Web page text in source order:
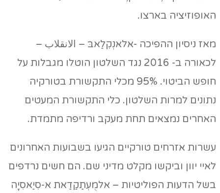
האופוזיציה בארצו.
מאז ניסיון ההפיכה -אלאנְקִלַאבּ – الانقلاب –
לכאורה ב- 2016 נגד השלטון הוטלו מגבלות על
חופש הביטוי. 95% מכלי התקשורת בטורקיה
נתונים למרות השלטון. כלי התקשורת המעטים
האחרים נמצאים תחת מעקב ורדיפה מתמדת.
עשרות אזרחים טורקיים הגיעו בשבועות האחרונים
לאיי יוון וביקשו מקלט מדיני שם. הם חשים נרדפים
בשל הדעות הפוליטיות – אלמֻעְתַקַדַאת א-סִיַאסִיָה